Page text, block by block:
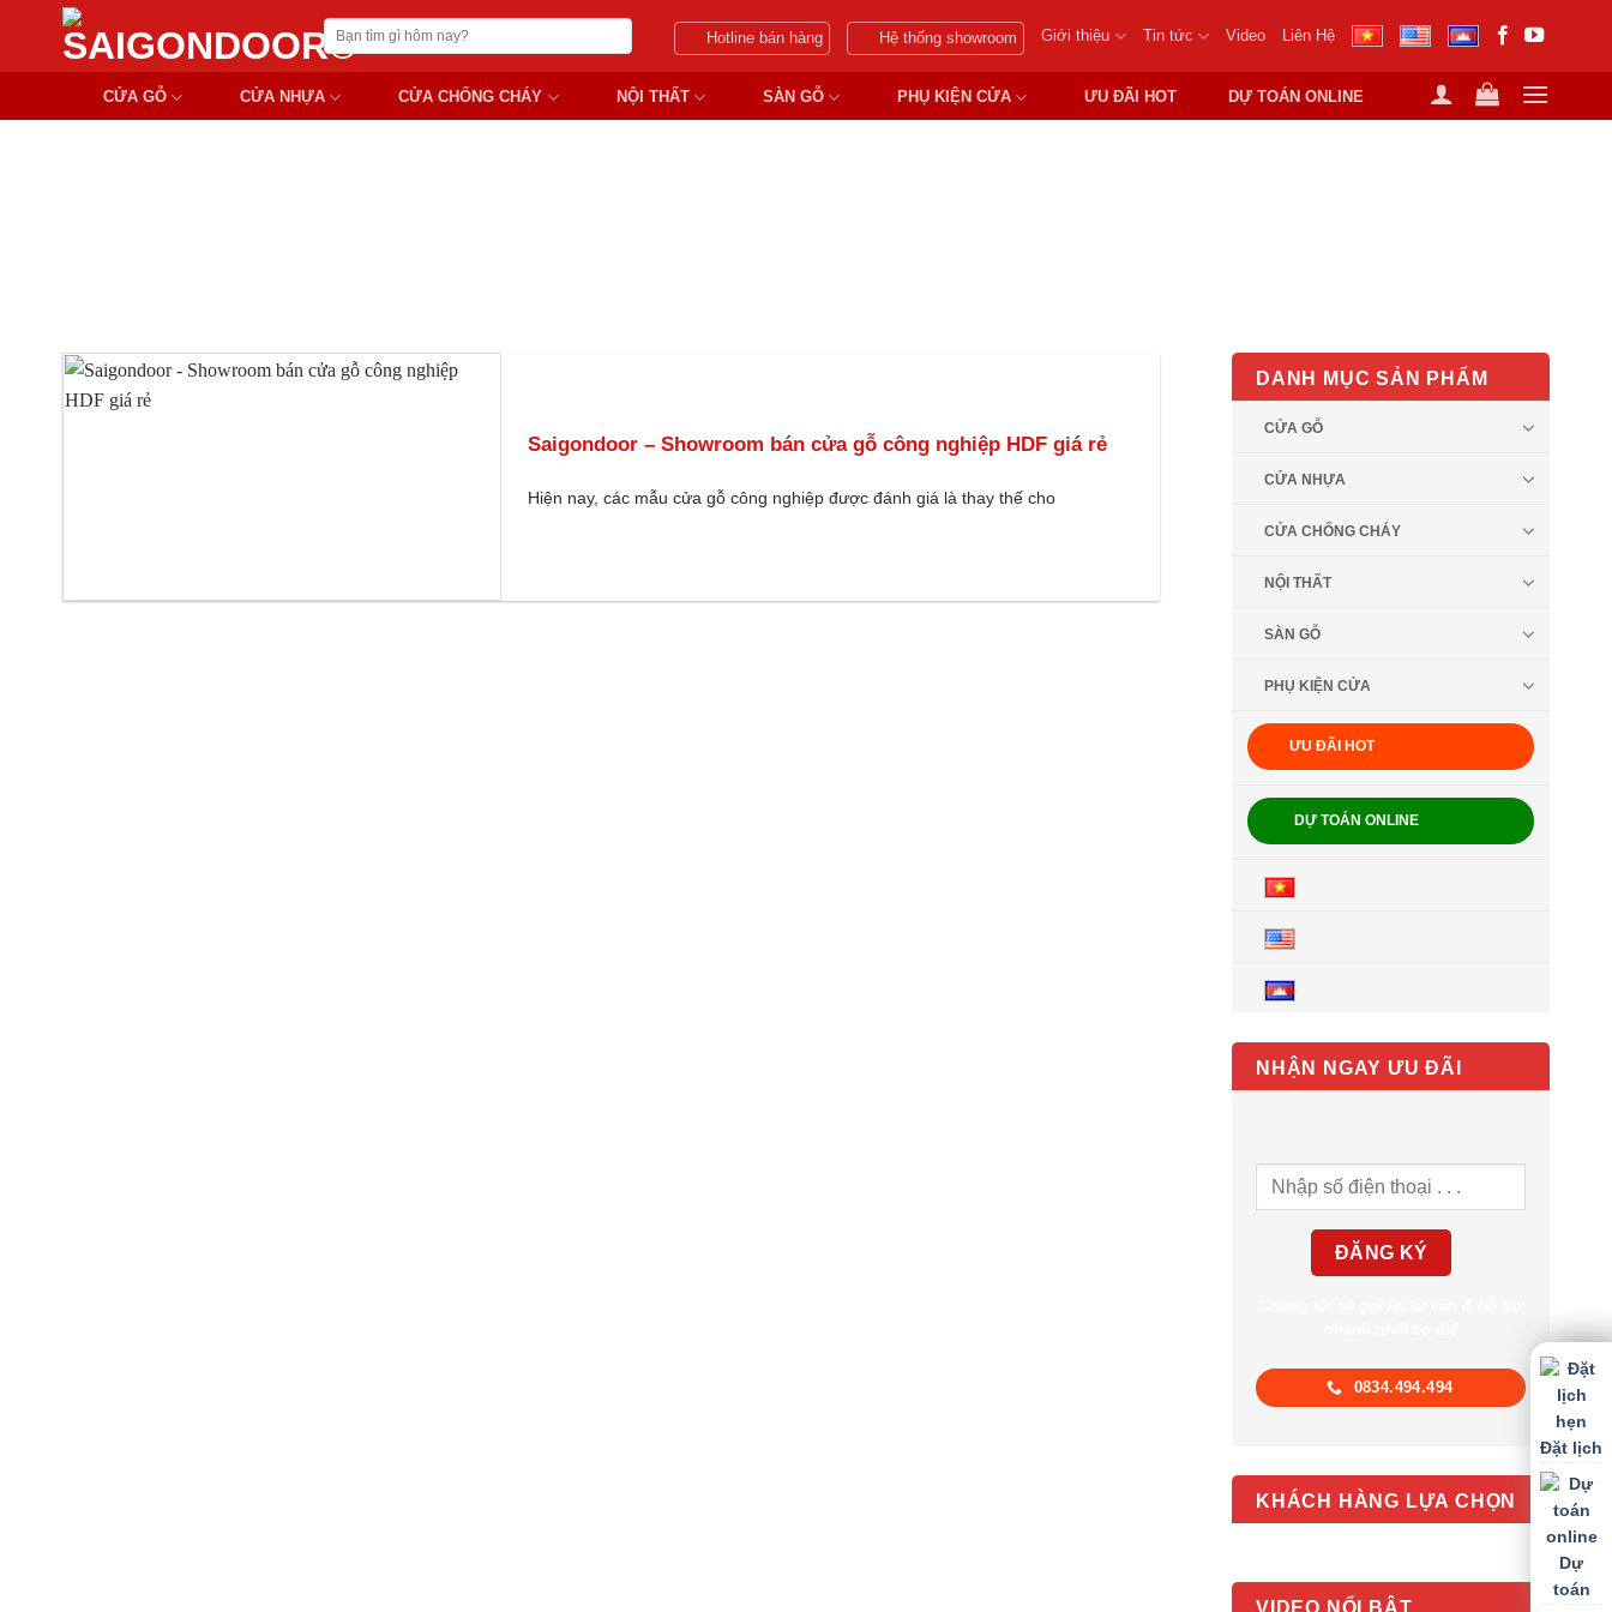
Chuyển
nội
Tìm
kiếm:
Hotline bán hàng Hệ thống showroom Giới thiệu Tin tức Video Liên Hệ
CỬA GỖ CỬA NHỰA CỬA CHỐNG CHÁY NỘI THẤT SÀN GỖ PHỤ KIỆN CỬA ƯU ĐÃI HOT DỰ TOÁN ONLINE
Saigondoor – Showroom bán cửa gỗ công nghiệp HDF giá rẻ
Hiện nay, các mẫu cửa gỗ công nghiệp được đánh giá là thay thế cho
DANH MỤC SẢN PHẨM
CỬA GỖ
CỬA NHỰA
CỬA CHỐNG CHÁY
NỘI THẤT
SÀN GỖ
PHỤ KIỆN CỬA
ƯU ĐÃI HOT
DỰ TOÁN ONLINE
NHẬN NGAY ƯU ĐÃI
0834.494.494
KHÁCH HÀNG LỰA CHỌN
VIDEO NỔI BẬT
Đặt lịch
Dự
toán